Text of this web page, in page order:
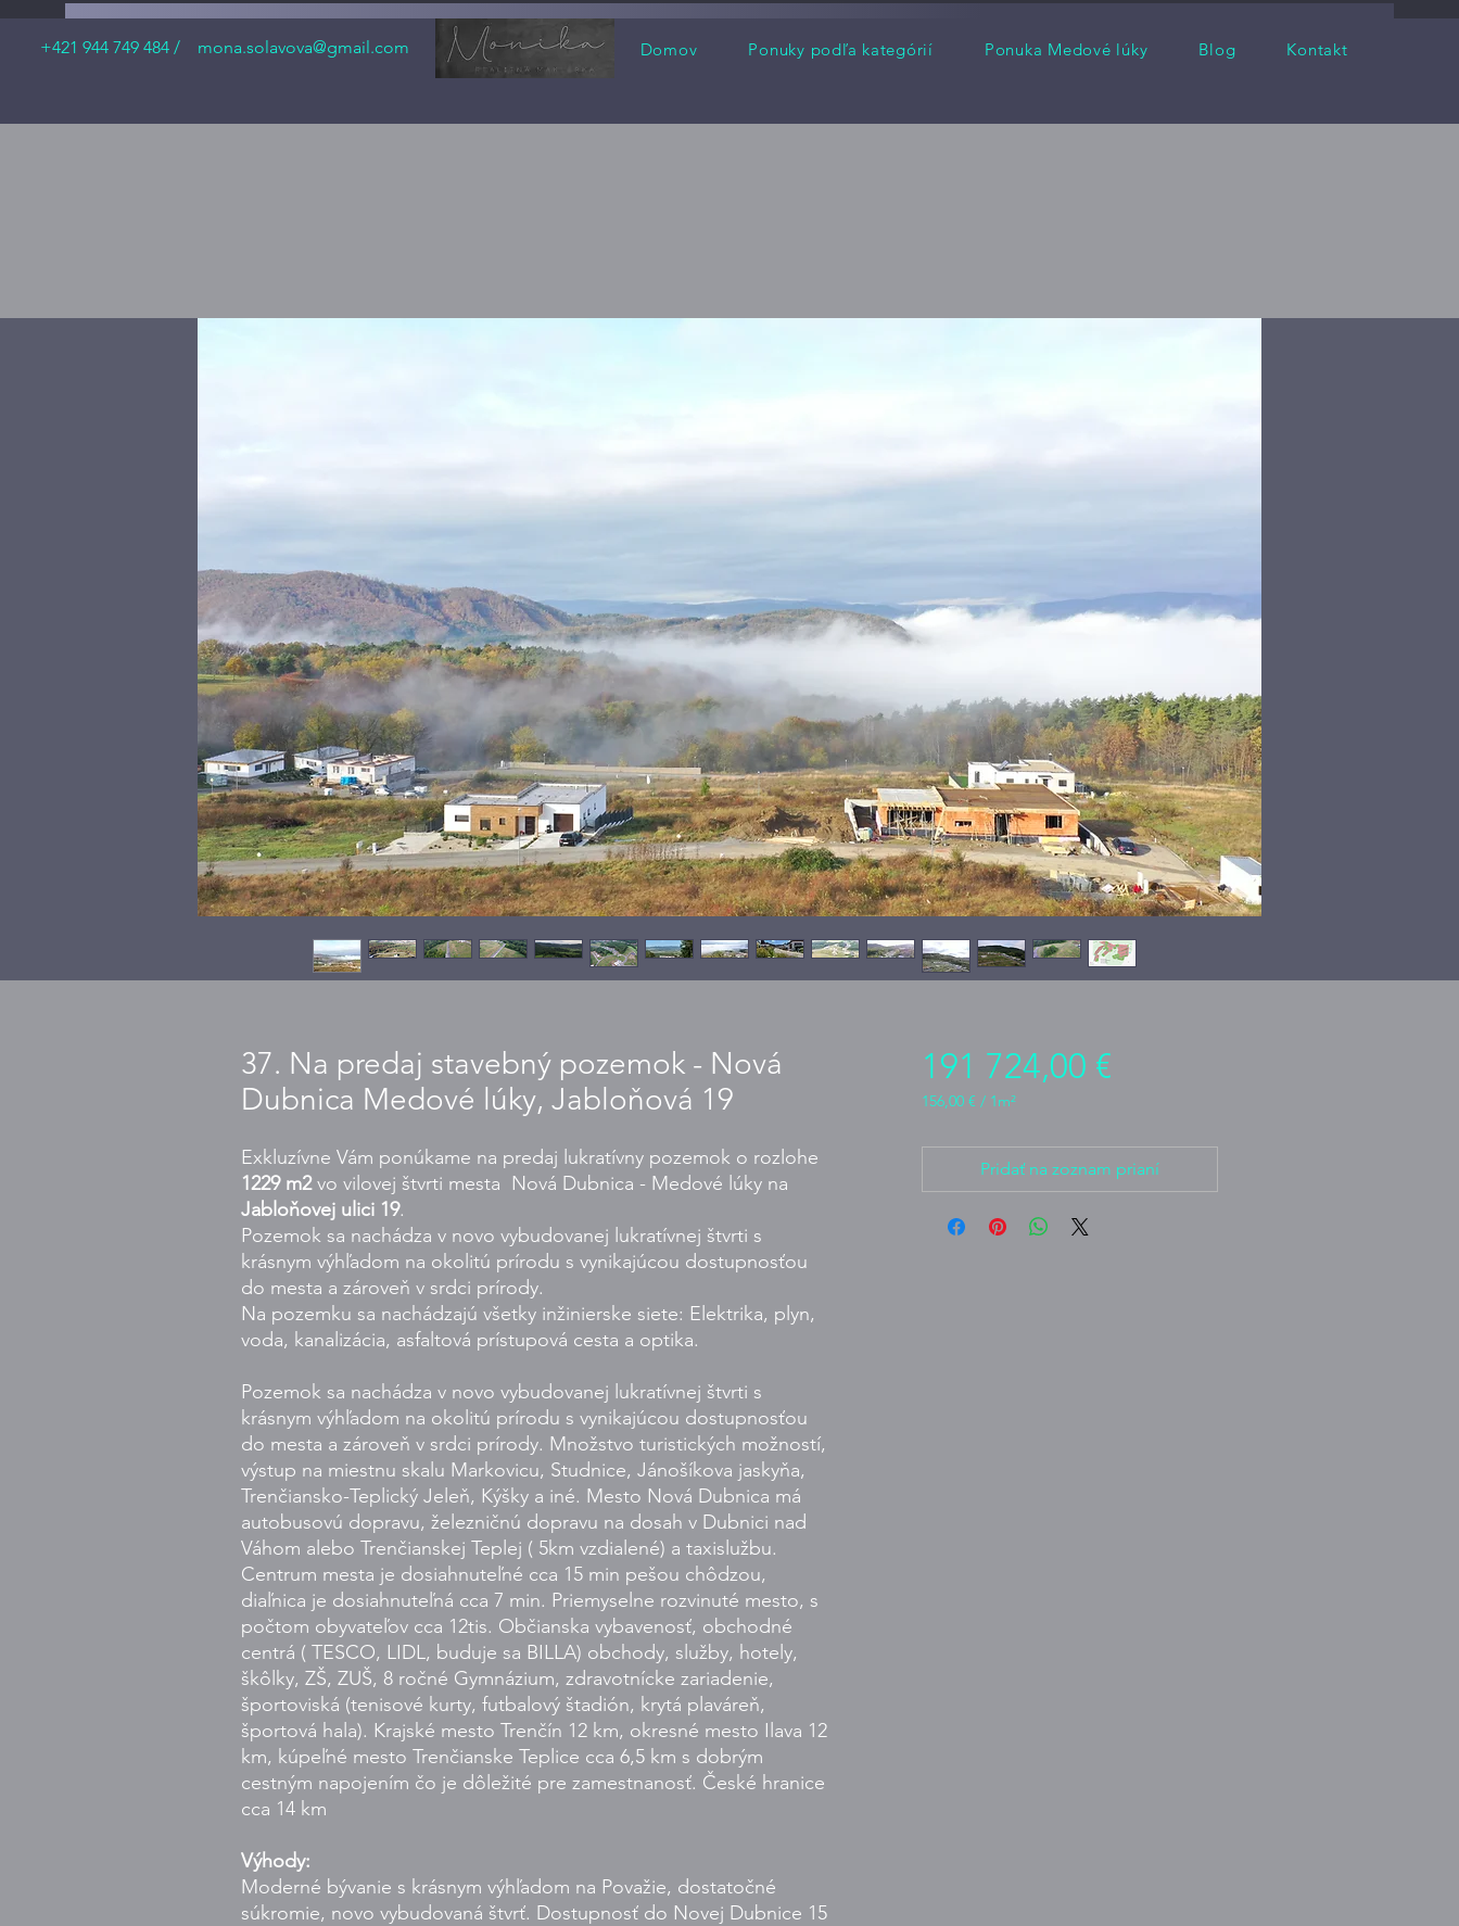
+421 944 749 484 / mona.solavova@gmail.com Domov Ponuky podľa kategórií Ponuka Medové lúky Blog Kontakt
37. Na predaj stavebný pozemok - Nová
Dubnica Medové lúky, Jabloňová 19
Exkluzívne Vám ponúkame na predaj lukratívny pozemok o rozlohe
1229 m2vo vilovej štvrti mesta Nová Dubnica - Medové lúky na
Jabloňovej ulici 19.
Pozemok sa nachádza v novo vybudovanej lukratívnej štvrti s
krásnym výhľadom na okolitú prírodu s vynikajúcou dostupnosťou
do mesta a zároveň v srdci prírody.
Na pozemku sa nachádzajú všetky inžinierske siete: Elektrika, plyn,
voda, kanalizácia, asfaltová prístupová cesta a optika.
Pozemok sa nachádza v novo vybudovanej lukratívnej štvrti s
krásnym výhľadom na okolitú prírodu s vynikajúcou dostupnosťou
do mesta a zároveň v srdci prírody. Množstvo turistických možností,
výstup na miestnu skalu Markovicu, Studnice, Jánošíkova jaskyňa,
Trenčiansko-Teplický Jeleň, Kýšky a iné. Mesto Nová Dubnica má
autobusovú dopravu, železničnú dopravu na dosah v Dubnici nad
Váhom alebo Trenčianskej Teplej ( 5km vzdialené) a taxislužbu.
Centrum mesta je dosiahnuteľné cca 15 min pešou chôdzou,
diaľnica je dosiahnuteľná cca 7 min. Priemyselne rozvinuté mesto, s
počtom obyvateľov cca 12tis. Občianska vybavenosť, obchodné
centrá ( TESCO, LIDL, buduje sa BILLA) obchody, služby, hotely,
škôlky, ZŠ, ZUŠ, 8 ročné Gymnázium, zdravotnícke zariadenie,
športoviská (tenisové kurty, futbalový štadión, krytá plaváreň,
športová hala). Krajské mesto Trenčín 12 km, okresné mesto Ilava 12
km, kúpeľné mesto Trenčianske Teplice cca 6,5 km s dobrým
cestným napojením čo je dôležité pre zamestnanosť. České hranice
cca 14 km
Výhody:
Moderné bývanie s krásnym výhľadom na Považie, dostatočné
súkromie, novo vybudovaná štvrť. Dostupnosť do Novej Dubnice 15
191 724,00 €Cena
156,00 € / 1m²
za
Pridať na zoznam prianí